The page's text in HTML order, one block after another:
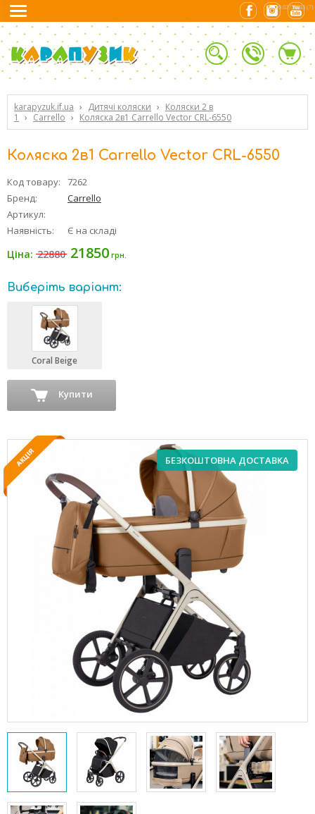
karapyzuk.if.ua › Дитячі коляски › Коляски 2 в
1
› Carrello › Коляска 2в1 Carrello Vector CRL-6550
Коляска 2в1 Carrello Vector CRL-6550
Код товару:
7262
Бренд:
Carrello
Артикул:
Наявність:
Є на складі
Ціна: 22880 21850 грн.
Виберіть варіант:
Coral Beige
Купити
БЕЗКОШТОВНА ДОСТАВКА
0.02725983 (7)